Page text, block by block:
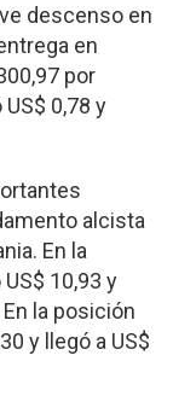
descenso en
en
por
0,78 y
alcista
En la
10,93 y
la posición
y llegó a US$